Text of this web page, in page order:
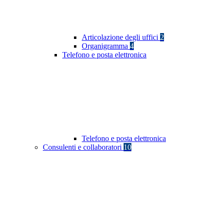
Articolazione degli uffici 2
Organigramma 4
Telefono e posta elettronica
Telefono e posta elettronica
Consulenti e collaboratori 10